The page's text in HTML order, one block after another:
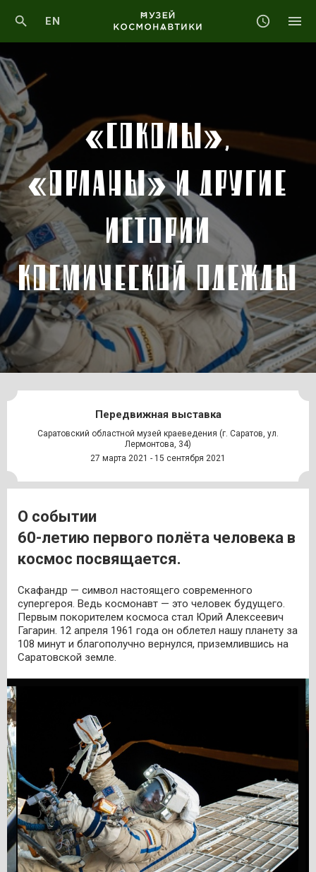
EN
«СОКОЛЫ»,
«ОРЛАНЫ» И ДРУГИЕ
ИСТОРИИ
КОСМИЧЕСКОЙ ОДЕЖДЫ
Передвижная выставка
Саратовский областной музей краеведения (г. Саратов, ул.
Лермонтова, 34)
27 марта 2021 - 15 сентября 2021
О событии
60-летию первого полёта человека в
космос посвящается.
Скафандр — символ настоящего современного
супергероя. Ведь космонавт — это человек будущего.
Первым покорителем космоса стал Юрий Алексеевич
Гагарин. 12 апреля 1961 года он облетел нашу планету за
108 минут и благополучно вернулся, приземлившись на
Саратовской земле.